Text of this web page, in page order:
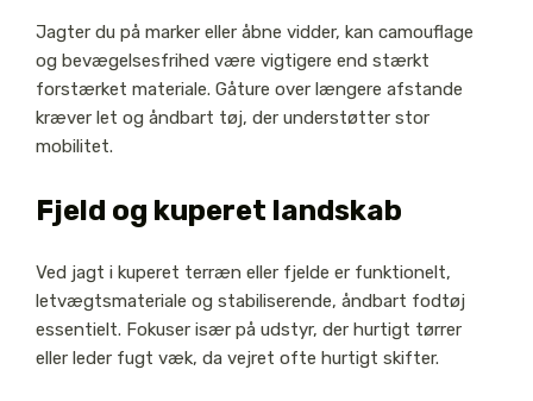
Jagter du på marker eller åbne vidder, kan camouflage
og bevægelsesfrihed være vigtigere end stærkt
forstærket materiale. Gåture over længere afstande
kræver let og åndbart tøj, der understøtter stor
mobilitet.
Fjeld og kuperet landskab
Ved jagt i kuperet terræn eller fjelde er funktionelt,
letvægtsmateriale og stabiliserende, åndbart fodtøj
essentielt. Fokuser især på udstyr, der hurtigt tørrer
eller leder fugt væk, da vejret ofte hurtigt skifter.